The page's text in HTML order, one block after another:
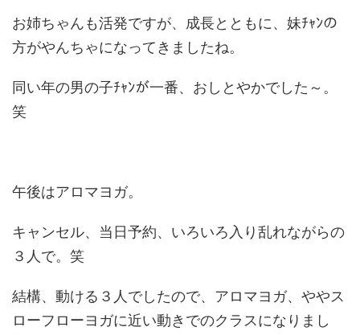
お姉ちゃんも活発ですが、成長とともに、妹ﾁｬﾝの
方がやんちゃになってきましたね。
同い年の男の子ﾁｬﾝが一番、おしとやかでした～。
笑
午後はアロマヨガ。
キャンセル、当日予約、いろいろ入り乱れながらの
３人で。笑
結構、動ける３人でしたので、アロマヨガ、ややス
ローフローヨガに近い動きでのクラスになりまし